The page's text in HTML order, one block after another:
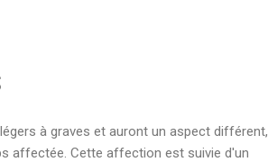
à graves et auront un aspect différent,
affectée. Cette affection est suivie d'un